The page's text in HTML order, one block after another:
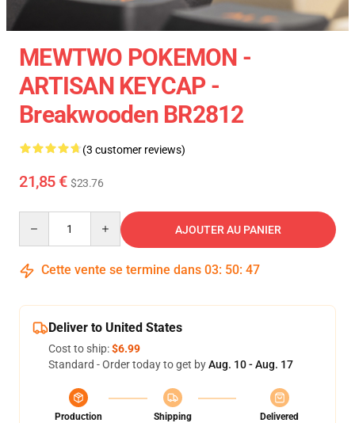
MEWTWO POKEMON -
ARTISAN KEYCAP -
Breakwooden BR2812
(3 customer reviews)
21,85 € $23.76
AJOUTER AU PANIER
Cette vente se termine dans 03: 50: 47
Deliver to United States
Cost to ship:$6.99
Standard - Order today to get byAug. 10 - Aug. 17
Production
Shipping
Delivered